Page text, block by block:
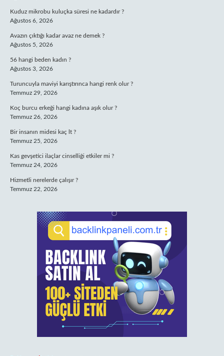
Kuduz mikrobu kuluçka süresi ne kadardır ?
Ağustos 6, 2026
Avazın çıktığı kadar avaz ne demek ?
Ağustos 5, 2026
56 hangi beden kadın ?
Ağustos 3, 2026
Turuncuyla maviyi karıştırınca hangi renk olur ?
Temmuz 29, 2026
Koç burcu erkeği hangi kadına aşık olur ?
Temmuz 26, 2026
Bir insanın midesi kaç lt ?
Temmuz 25, 2026
Kas gevşetici ilaçlar cinselliği etkiler mi ?
Temmuz 24, 2026
Hizmetli nerelerde çalışır ?
Temmuz 22, 2026